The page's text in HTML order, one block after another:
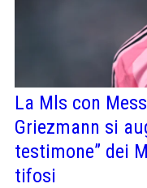
La Mls con
Griezmann si
testimone” dei
tifosi